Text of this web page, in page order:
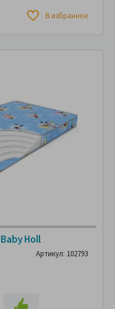
В избранное
Holl
Артикул: 102793